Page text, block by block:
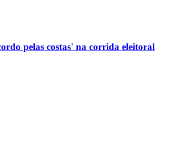
pelas costas' na corrida eleitoral